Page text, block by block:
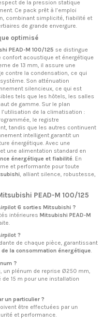
de la pression statique
Ce pack prêt à l’emploi
combinant simplicité, fiabilité et
de grande envergure.
optimisé
PEAD-M 100/125 se distingue
acoustique et énergétique
de 13 mm, il assure une
contre la condensation, ce qui
Son atténuation
silencieux, ce qui est
tels que les hôtels, les salles
de gamme. Sur le plan
de la climatisation :
le registre
tandis que les autres continuent
intelligent garantit un
énergétique. Avec une
une alimentation standard en
énergétique et fiabilité. En
et performante pour toute
, alliant silence, robustesse,
PEAD-M 100/125
6 sorties Mitsubishi ?
intérieures Mitsubishi PEAD-M
?
de chaque pièce, garantissant
de la consommation énergétique.
?
un plénum de reprise Ø250 mm,
15 m pour une installation
un particulier ?
être effectuées par un
et performance.